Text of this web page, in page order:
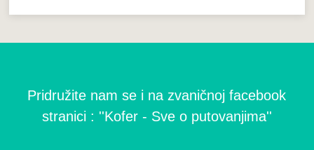
Pridružite nam se i na zvaničnoj facebook
stranici : ''Kofer - Sve o putovanjima''